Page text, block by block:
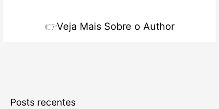
👉Veja Mais Sobre o Author
Posts recentes